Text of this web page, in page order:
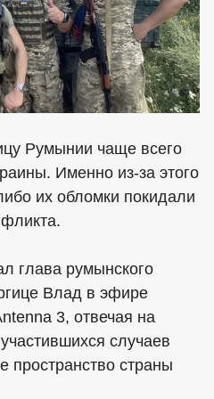
Румынии чаще всего
Именно из-за этого
их обломки покидали
глава румынского
Влад в эфире
3, отвечая на
случаев
пространство страны